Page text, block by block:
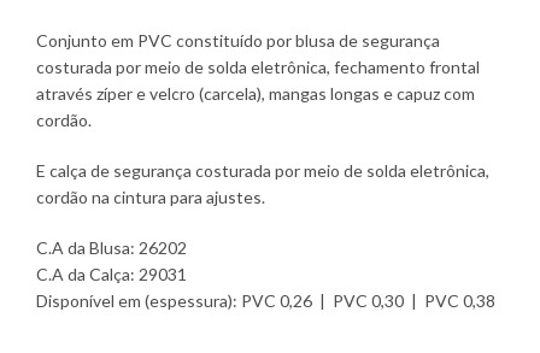
Conjunto em PVC constituído por blusa de segurança
costurada por meio de solda eletrônica, fechamento frontal
através zíper e velcro (carcela), mangas longas e capuz com
cordão.
E calça de segurança costurada por meio de solda eletrônica,
cordão na cintura para ajustes.
C.A da Blusa: 26202
C.A da Calça: 29031
Disponível em (espessura): PVC 0,26 | PVC 0,30 | PVC 0,38